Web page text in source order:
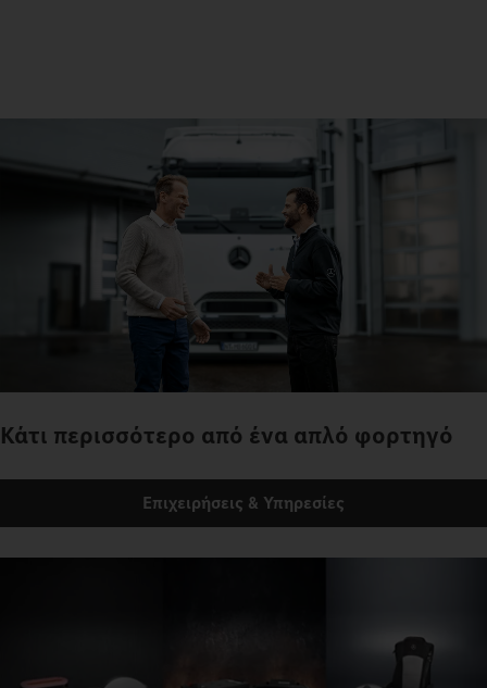
Κάτι περισσότερο από ένα απλό φορτηγό
Επιχειρήσεις & Υπηρεσίες